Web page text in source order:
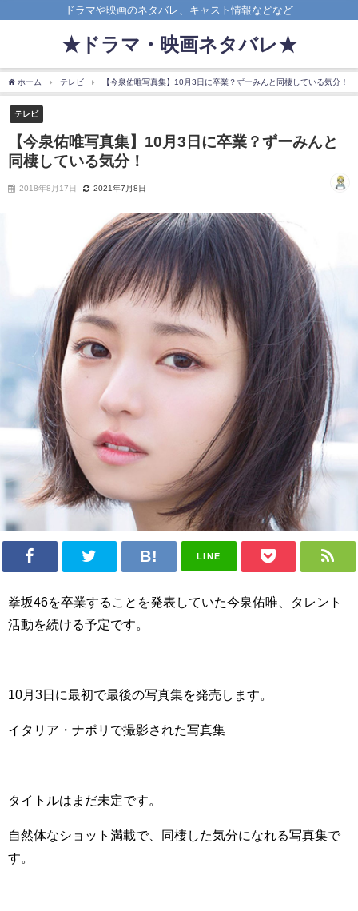
ドラマや映画のネタバレ、キャスト情報などなど
★ドラマ・映画ネタバレ★
ホーム テレビ 【今泉佑唯写真集】10月3日に卒業？ずーみんと同棲している気分！
テレビ
【今泉佑唯写真集】10月3日に卒業？ずーみんと
同棲している気分！
2018年8月17日 2021年7月8日
LINE
拳坂46を卒業することを発表していた今泉佑唯、タレント
活動を続ける予定です。
10月3日に最初で最後の写真集を発売します。
イタリア・ナポリで撮影された写真集
タイトルはまだ未定です。
自然体なショット満載で、同棲した気分になれる写真集で
す。